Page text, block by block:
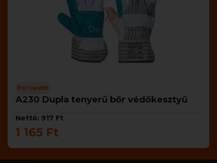
Portwest
A230 Dupla tenyerű bőr védőkesztyű
Nettó: 917 Ft
1 165 Ft